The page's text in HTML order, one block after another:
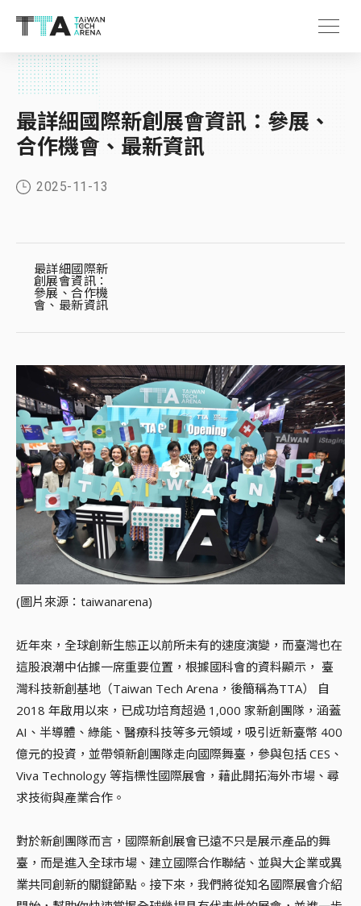
最詳細國際新創展會資訊：參展、
合作機會、最新資訊
2025-11-13
最詳細國際新
創展會資訊：
參展、合作機
會、最新資訊
(圖片來源：taiwanarena)
近年來，全球創新生態正以前所未有的速度演變，而臺灣也在
這股浪潮中佔據一席重要位置，根據國科會的資料顯示， 臺
灣科技新創基地（Taiwan Tech Arena，後簡稱為TTA） 自
2018 年啟用以來，已成功培育超過 1,000 家新創團隊，涵蓋
AI、半導體、綠能、醫療科技等多元領域，吸引近新臺幣 400
億元的投資，並帶領新創團隊走向國際舞臺，參與包括 CES、
Viva Technology 等指標性國際展會，藉此開拓海外市場、尋
求技術與產業合作。
對於新創團隊而言，國際新創展會已遠不只是展示產品的舞
臺，而是進入全球市場、建立國際合作聯結、並與大企業或異
業共同創新的關鍵節點。接下來，我們將從知名國際展會介紹